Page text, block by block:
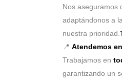
Nos aseguramos
adaptándonos a
nuestra prioridad.
📍 Atendemos
Trabajamos en
garantizando un